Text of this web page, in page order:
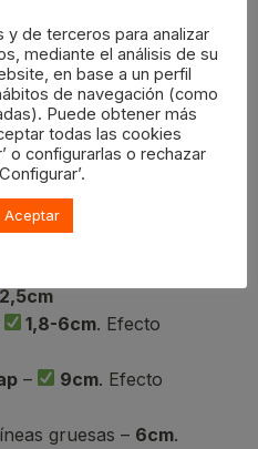
necesidad específica.
Oller los tienes al mejor
–
1,6cm
2,5cm
1,8-6cm. Efecto
– 9cm. Efecto
gruesas – 6cm.
de terceros para analizar
mediante el análisis de su
en base a un perfil
de navegación (como
Puede obtener más
todas las cookies
o configurarlas o rechazar
Aceptar